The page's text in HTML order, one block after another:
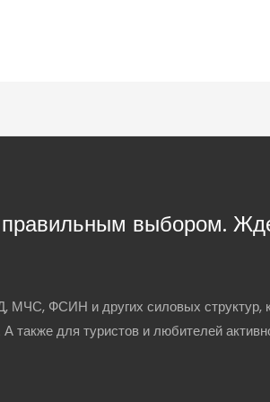
правильным выбором.
ФСИН и других силовых структур,
также для туристов и любителей